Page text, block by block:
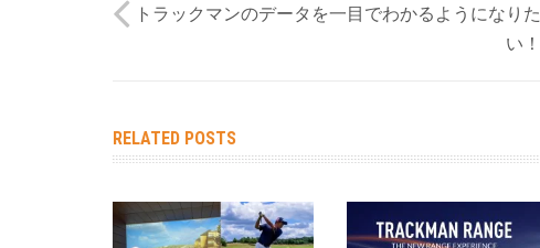
トラックマンのデータを一目でわかるようになりた
い！
RELATED POSTS